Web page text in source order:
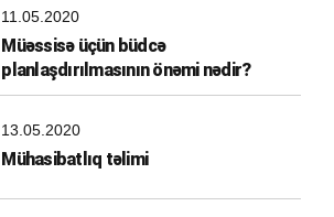
11.05.2020
Müəssisə üçün büdcə
planlaşdırılmasının önəmi nədir?
13.05.2020
Mühasibatlıq təlimi